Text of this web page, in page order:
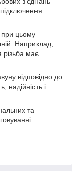
при цьому
Наприклад,
має
відповідно до
надійність і
та